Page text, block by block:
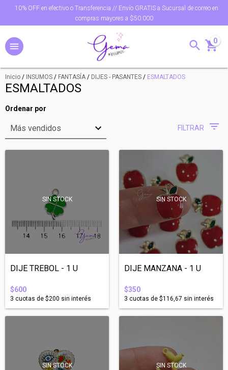
10% OFF en efectivo o Transferencia // Envío GRATIS a Sucursal de correo en
compras mayores a $50.000
0
Inicio / INSUMOS / FANTASÍA / DIJES - PASANTES / ESMALTADOS
ESMALTADOS
Ordenar por
FILTRAR
SIN STOCK
DIJE TREBOL - 1 U
$600
3 cuotas de $200 sin interés
SIN STOCK
DIJE MANZANA - 1 U
$350
3 cuotas de $116,67 sin interés
SIN STOCK SIN STOCK